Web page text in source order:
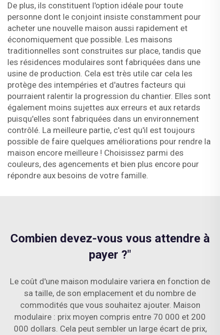
De plus, ils constituent l'option idéale pour toute
personne dont le conjoint insiste constamment pour
acheter une nouvelle maison aussi rapidement et
économiquement que possible. Les maisons
traditionnelles sont construites sur place, tandis que
les résidences modulaires sont fabriquées dans une
usine de production. Cela est très utile car cela les
protège des intempéries et d'autres facteurs qui
pourraient ralentir la progression du chantier. Elles sont
également moins sujettes aux erreurs et aux retards
puisqu'elles sont fabriquées dans un environnement
contrôlé. La meilleure partie, c'est qu'il est toujours
possible de faire quelques améliorations pour rendre la
maison encore meilleure ! Choisissez parmi des
couleurs, des agencements et bien plus encore pour
répondre aux besoins de votre famille.
Combien devez-vous vous attendre à
payer ?"
Le coût d'une maison modulaire variera en fonction de
sa taille, de son emplacement et du nombre de
commodités que vous souhaitez ajouter. Maison
modulaire : prix moyen compris entre 70 000 et 200
000 dollars. Cela peut sembler un large écart de prix,